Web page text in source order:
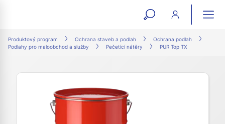
open
search
Produktový program Ochrana staveb a podlah
Ochrana podlah
Podlahy pro maloobchod a služby
Pečetící nátěry PUR Top TX